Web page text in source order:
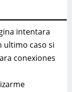
intentara
ultimo caso si
conexiones